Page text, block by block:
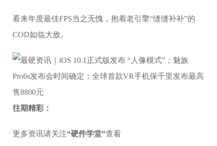
看来年度最佳FPS当之无愧，抱着老引擎“缝缝补补”的
COD如临大敌。
往期精彩：
更多资讯请关注“硬件学堂”查看